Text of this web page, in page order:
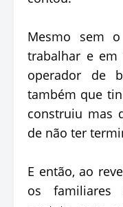
Mesmo sem
trabalhar e em
operador de
também que
construiu mas
de não ter
E então, ao
os